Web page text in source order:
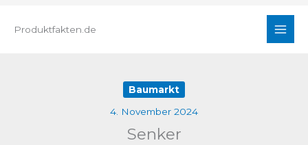
InhaltProduktfakten.de
Baumarkt
4. November 2024
Senker